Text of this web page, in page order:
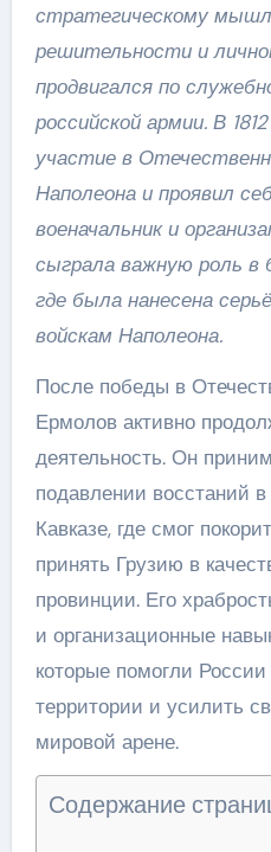
стратегическому
решительности и
продвигался по
российской армии. В
участие в
Наполеона и проявил
военачальник и
сыграла важную роль в
где была нанесена
войскам Наполеона.
После победы в
Ермолов активно
деятельность. Он
подавлении восстаний
Кавказе, где смог
принять Грузию в
провинции. Его
и организационные
которые помогли
территории и усилить
мировой арене.
Содержание